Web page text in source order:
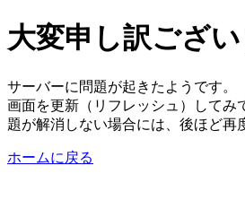
大変申し訳ござ
サーバーに問題が起きたようです。
画面を更新（リフレッシュ）してみ
題が解消しない場合には、後ほど再
ホームに戻る